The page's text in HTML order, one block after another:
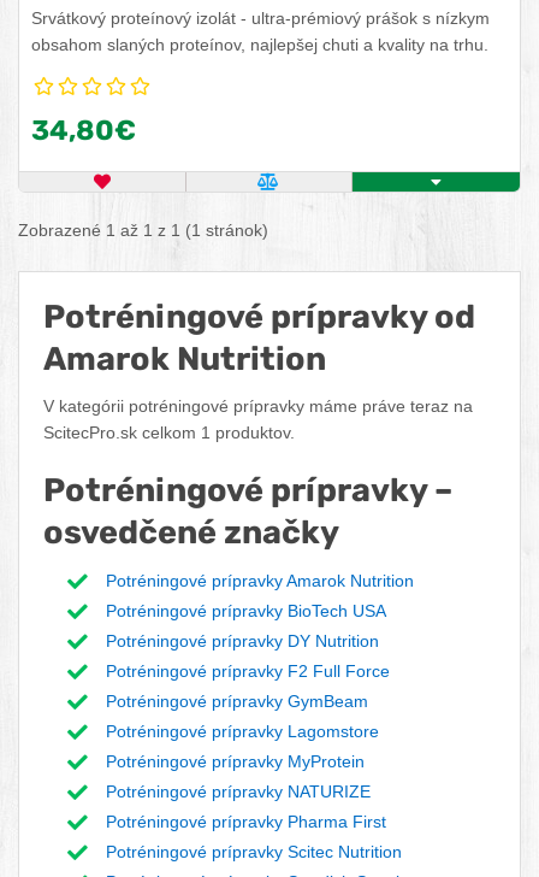
Srvátkový proteínový izolát - ultra-prémiový prášok s nízkym
obsahom slaných proteínov, najlepšej chuti a kvality na trhu.
34,80€
OBĽÚBENÝ PRODUKTPOROVNAŤ PRODUKTZISTITE VIAC
Zobrazené 1 až 1 z 1 (1 stránok)
Potréningové prípravky od
Amarok Nutrition
V kategórii potréningové prípravky máme práve teraz na
ScitecPro.sk celkom 1 produktov.
Potréningové prípravky –
osvedčené značky
Potréningové prípravky Amarok Nutrition
Potréningové prípravky BioTech USA
Potréningové prípravky DY Nutrition
Potréningové prípravky F2 Full Force
Potréningové prípravky GymBeam
Potréningové prípravky Lagomstore
Potréningové prípravky MyProtein
Potréningové prípravky NATURIZE
Potréningové prípravky Pharma First
Potréningové prípravky Scitec Nutrition